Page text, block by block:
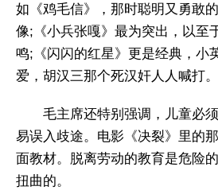
如《鸡毛信》，那时聪明又勇敢
像;《小兵张嘎》最为突出，以至
鸣;《闪闪的红星》更是经典，小
爱，胡汉三那个死汉奸人人喊打。
毛主席还特别强调，儿童必
易误入歧途。电影《决裂》里的
面教材。脱离劳动的教育是危险
扭曲的。